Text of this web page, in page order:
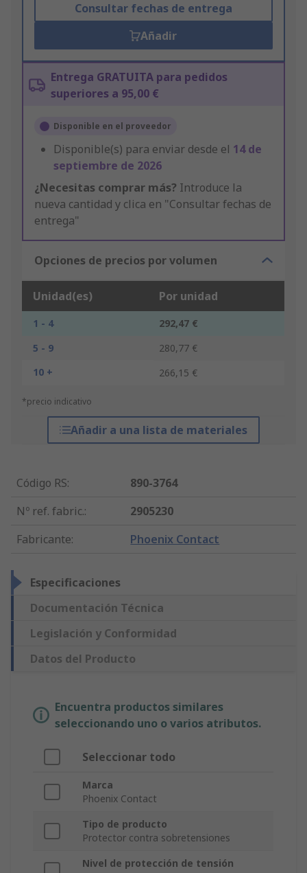
Consultar fechas de entrega
Añadir
Entrega GRATUITA para pedidos
superiores a 95,00 €
Disponible en el proveedor
Disponible(s) para enviar desde el 14 de
septiembre de 2026
¿Necesitas comprar más? Introduce la
nueva cantidad y clica en "Consultar fechas de
entrega"
Opciones de precios por volumen
Unidad(es) Por unidad
1 - 4
292,47 €
5 - 9
280,77 €
10 +
266,15 €
*precio indicativo
Añadir a una lista de materiales
Código RS:
890-3764
Nº ref. fabric.:
2905230
Fabricante: Phoenix Contact
Especificaciones
Documentación Técnica
Legislación y Conformidad
Datos del Producto
Encuentra productos similares
seleccionando uno o varios atributos.
Seleccionar todo
Marca
Phoenix Contact
Tipo de producto
Protector contra sobretensiones
Nivel de protección de tensión